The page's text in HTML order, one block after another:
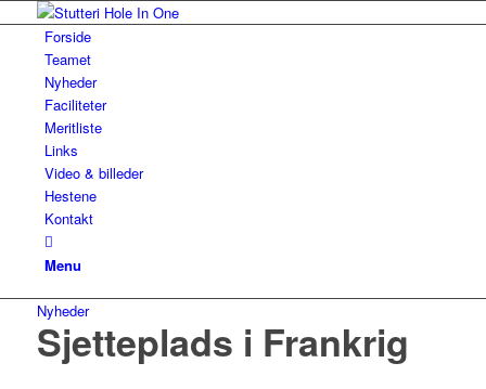
Forside
Teamet
Nyheder
Faciliteter
Meritliste
Links
Video & billeder
Hestene
Kontakt
Menu
Nyheder
Sjetteplads i Frankrig